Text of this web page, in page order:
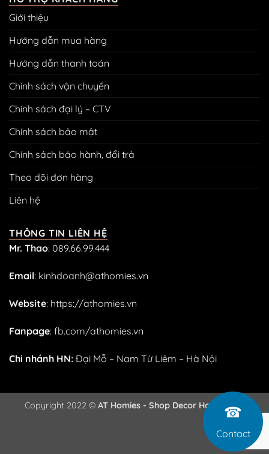
Giới thiệu
Hướng dẫn mua hàng
Hướng dẫn thanh toán
Chính sách vận chuyển
Chính sách đại lý – CTV
Chính sách bảo mật
Chính sách bảo hành, đổi trả
Theo dõi đơn hàng
Liên hệ
THÔNG TIN LIÊN HỆ
Mr. Thao: 089.66.99.444
Email: kinhdoanh@athomies.vn
Website: https://athomies.vn
Fanpage: fb.com/athomies.vn
Chi nhánh HN: Đại Mỗ – Nam Từ Liêm – Hà Nội
Copyright 2022 © AT Homies - Shop Decor Handmade